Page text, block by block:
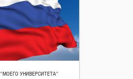
УНИВЕРСИТЕТА"